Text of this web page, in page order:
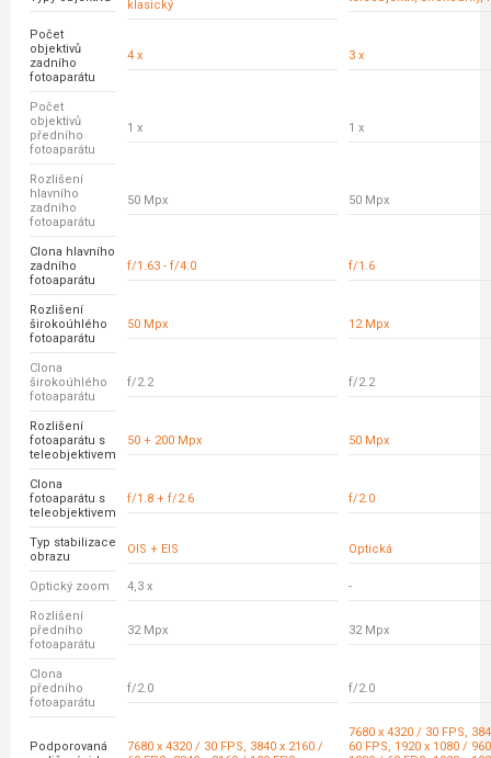
klasický
Počet
objektivů
zadního
fotoaparátu
4 x 3 x
Počet
objektivů
předního
fotoaparátu
1 x 1 x
Rozlišení
hlavního
zadního
fotoaparátu
50 Mpx 50 Mpx
Clona hlavního
zadního
fotoaparátu
f/1.63 - f/4.0 f/1.6
Rozlišení
širokoúhlého
fotoaparátu
50 Mpx 12 Mpx
Clona
širokoúhlého
fotoaparátu
f/2.2 f/2.2
Rozlišení
fotoaparátu s
teleobjektivem
50 + 200 Mpx 50 Mpx
Clona
fotoaparátu s
teleobjektivem
f/1.8 + f/2.6 f/2.0
Typ stabilizace
obrazu
OIS + EIS Optická
Optický zoom 4,3 x -
Rozlišení
předního
fotoaparátu
32 Mpx 32 Mpx
Clona
předního
fotoaparátu
f/2.0 f/2.0
Podporovaná
7680 x 4320 / 30 FPS, 3840 x 2160 /
7680 x 4320 / 30 FPS,
60 FPS, 1920 x 1080 /